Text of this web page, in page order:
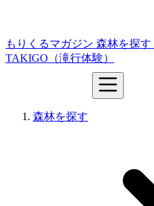
もりくるマガジン 森林を探す
TAKIGO（滝行体験）
森林を探す